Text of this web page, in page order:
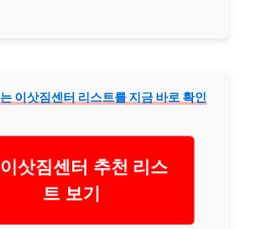
이삿짐센터 리스트를 지금 바로 확인
이삿짐센터 추천 리스
트 보기